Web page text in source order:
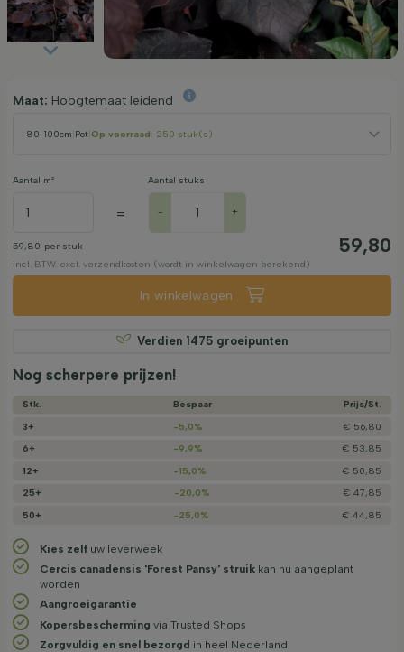
Maat: Hoogtemaat leidend
80-100cm Pot Op voorraad: 250 stuk(s)
Aantal m²
=
Aantal stuks
- +
59,80 per stuk 59,80
incl. BTW. excl. verzendkosten (wordt in winkelwagen berekend)
In winkelwagen
Verdien 1475groeipunten
Nog scherpere prijzen!
Stk. Bespaar
Prijs/­St.
3+
-5,0%
€ 56,80
6+
-9,9%
€ 53,85
12+
-15,0%
€ 50,85
25+
-20,0%
€ 47,85
50+
-25,0% € 44,85
Kies zelf uw leverweek
Cercis canadensis 'Forest Pansy' struik kan nu aangeplant
worden
Aangroeigarantie
Kopersbescherming via Trusted Shops
Zorgvuldig en snel bezorgd in heel Nederland